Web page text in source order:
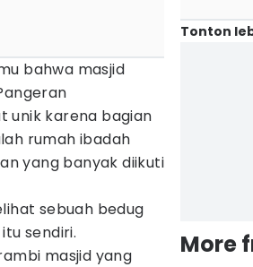
bahwa masjid
unik karena bagian
rumah ibadah
yang banyak diikuti
sebuah bedug
sendiri.
masjid yang
Tonton
More